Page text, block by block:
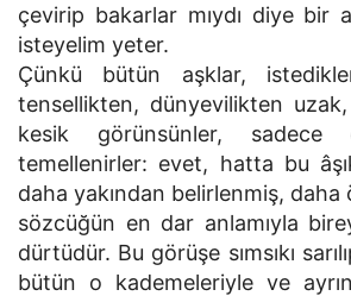
çevirip bakarlar mıydı diye bir
isteyelim yeter.
Çünkü bütün aşklar,
tensellikten, dünyevilikten uzak,
kesik görünsünler, sadece
temellenirler: evet, hatta bu
daha yakından belirlenmiş,
sözcüğün en dar anlamıyla
dürtüdür. Bu görüşe sımsıkı
bütün o kademeleriyle ve